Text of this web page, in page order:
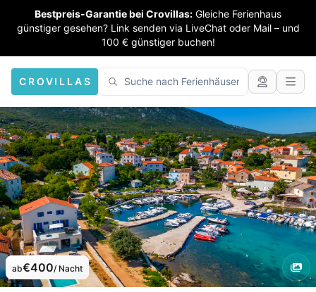
Bestpreis-Garantie bei Crovillas: Gleiche Ferienhaus
günstiger gesehen? Link senden via LiveChat oder Mail – und
100 € günstiger buchen!
CROVILLAS
ab€400/ Nacht